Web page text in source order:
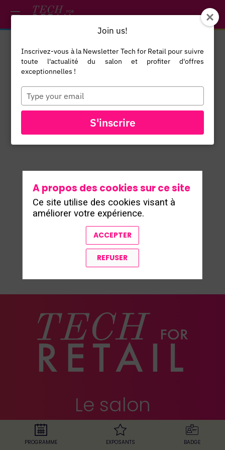
GH
Gabriel
CEO and co-
founder
Dust
TOUS LES SPEAKERS
Le salon
européen du
PROGRAMME EXPOSANTS BADGE
A propos des cookies sur ce site
Ce site utilise des cookies visant à
améliorer votre expérience.
ACCEPTER
REFUSER
*/
Join us!
Inscrivez-vous à la Newsletter Tech for Retail pour suivre
toute l'actualité du salon et profiter d'offres
exceptionnelles !
Type
your
email
S'inscrire